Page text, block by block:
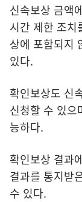
신속보상 금액
시간 제한 조치
상에 포함되지
있다.
확인보상도 신
신청할 수 있으
능하다.
확인보상 결과
결과를 통지받
수 있다.